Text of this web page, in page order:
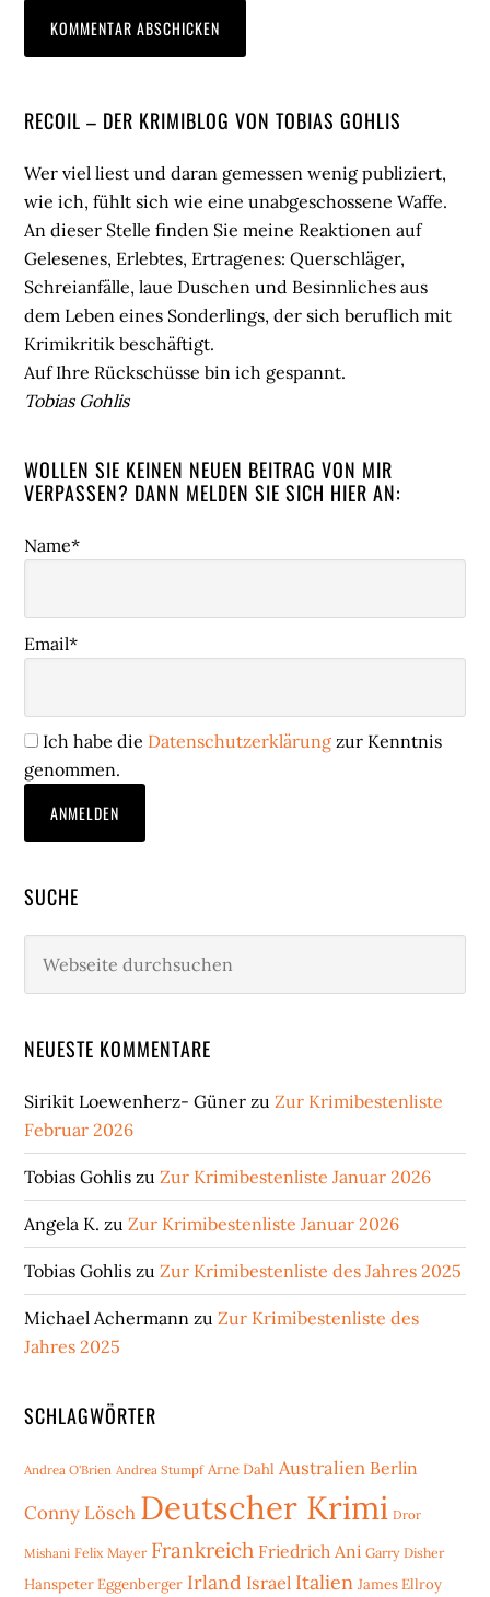
Seitenspalte
RECOIL – DER KRIMIBLOG VON TOBIAS GOHLIS
Wer viel liest und daran gemessen wenig publiziert,
wie ich, fühlt sich wie eine unabgeschossene Waffe.
An dieser Stelle finden Sie meine Reaktionen auf
Gelesenes, Erlebtes, Ertragenes: Querschläger,
Schreianfälle, laue Duschen und Besinnliches aus
dem Leben eines Sonderlings, der sich beruflich mit
Krimikritik beschäftigt.
Auf Ihre Rückschüsse bin ich gespannt.
Tobias Gohlis
WOLLEN SIE KEINEN NEUEN BEITRAG VON MIR
VERPASSEN? DANN MELDEN SIE SICH HIER AN:
Name*
Email*
Ich habe die Datenschutzerklärung zur Kenntnis
genommen.
SUCHE
durchsuchen
NEUESTE KOMMENTARE
Sirikit Loewenherz- Güner zuZur Krimibestenliste
Februar 2026
Tobias Gohlis zuZur Krimibestenliste Januar 2026
Angela K. zuZur Krimibestenliste Januar 2026
Tobias Gohlis zuZur Krimibestenliste des Jahres 2025
Michael Achermann zuZur Krimibestenliste des
Jahres 2025
SCHLAGWÖRTER
Andrea O'Brien Andrea Stumpf Arne Dahl Australien Berlin
Conny Lösch Deutscher Krimi Dror
Mishani Felix Mayer Frankreich Friedrich Ani Garry Disher
Hanspeter Eggenberger Irland Israel Italien James Ellroy